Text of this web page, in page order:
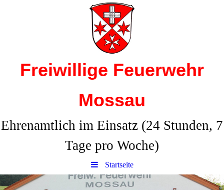
Freiwillige Feuerwehr
Mossau
Ehrenamtlich im Einsatz (24 Stunden, 7
Tage pro Woche)
Startseite